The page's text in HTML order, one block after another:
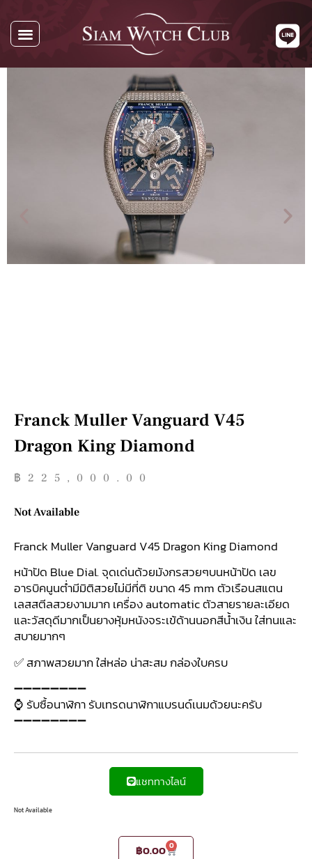
Franck Muller Vanguard V45
Dragon King Diamond
฿ 225,000.00
Not Available
Franck Muller Vanguard V45 Dragon King Diamond
หน้าปัด Blue Dial. จุดเด่นด้วยมังกรสวยๆบนหน้าปัด เลข
อารบิคนูนต่ำมีมิติสวยไม่มีที่ติ ขนาด 45 mm ตัวเรือนสแตน
เลสสตีลสวยงามมาก เครื่อง automatic ตัวสายรายละเอียด
และวัสดุดีมากเป็นยางหุ้มหนังจระเข้ด้านนอกสีน้ำเงิน ใส่ทนและ
สบายมากๆ
✅ สภาพสวยมาก ใส่หล่อ น่าสะสม กล่องใบครบ
➖➖➖➖➖➖➖➖
⌚ รับซื้อนาฬิกา รับเทรดนาฬิกาแบรนด์เนมด้วยนะครับ
➖➖➖➖➖➖➖➖
แชททางไลน์
Not Available
฿0.00 0